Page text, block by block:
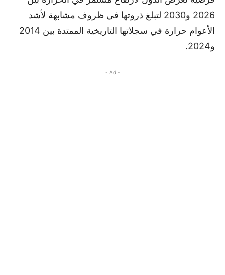
2026 و2030 لتبلغ ذروتها في ظروف مشابهة لأشد
الأعوام حرارة في سجلاتها التاريخية الممتدة بين 2014
و2024.
- Ad -